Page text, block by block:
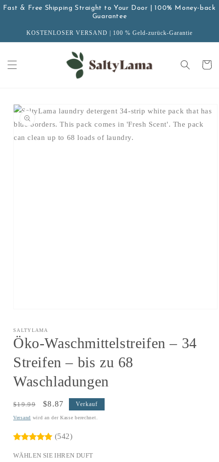
Fast & Free Shipping Straight to Your Door | 100% Money-back
Guarantee
Inhalt
KOSTENLOSER VERSAND | 100 % Geld-zurück-Garantie
Wagen
den
Medium
1
in
modal
SALTYLAMA
Öko-Waschmittelstreifen – 34
Streifen – bis zu 68
Waschladungen
Regulärer
Preis
$19.99 Verkaufspreis
$8.87 Verkauf
Versand wird an der Kasse berechnet.
(542)
WÄHLEN SIE IHREN DUFT